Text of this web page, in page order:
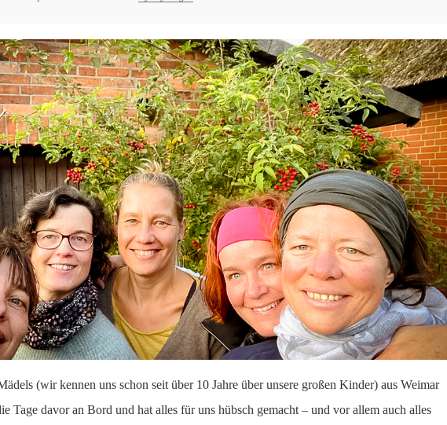
(wir kennen uns schon seit über 10 Jahre über unsere großen Kinder) aus Weimar
Tage davor an Bord und hat alles für uns hübsch gemacht – und vor allem auch alles